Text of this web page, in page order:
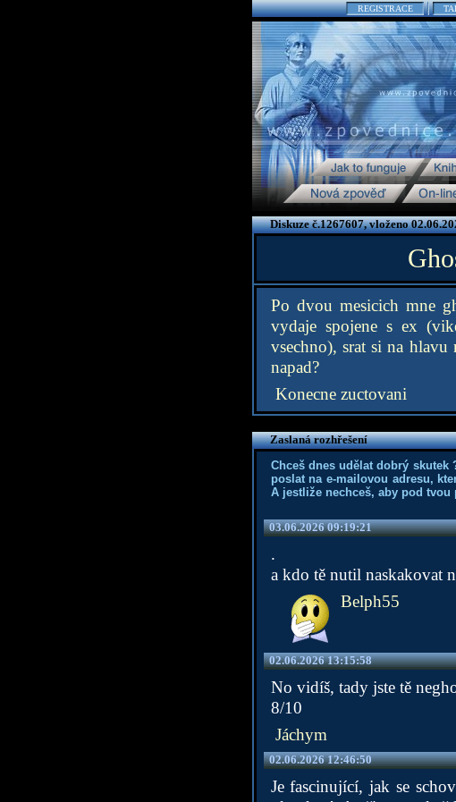
REGISTRACE
Diskuze č.1267607, vloženo
Po dvou mesicich mne
vydaje spojene s ex
vsechno), srat si na
napad?
Konecne zuctovani
Zaslaná rozhřešení
Chceš dnes udělat dobrý
poslat na e-mailovou adresu,
A jestliže nechceš, aby pod
03.06.2026 09:19:21
.
a kdo tě nutil naskakovat
Belph55
02.06.2026 13:15:58
No vidíš, tady jste tě
8/10
Jáchym
02.06.2026 12:46:50
Je fascinující, jak se